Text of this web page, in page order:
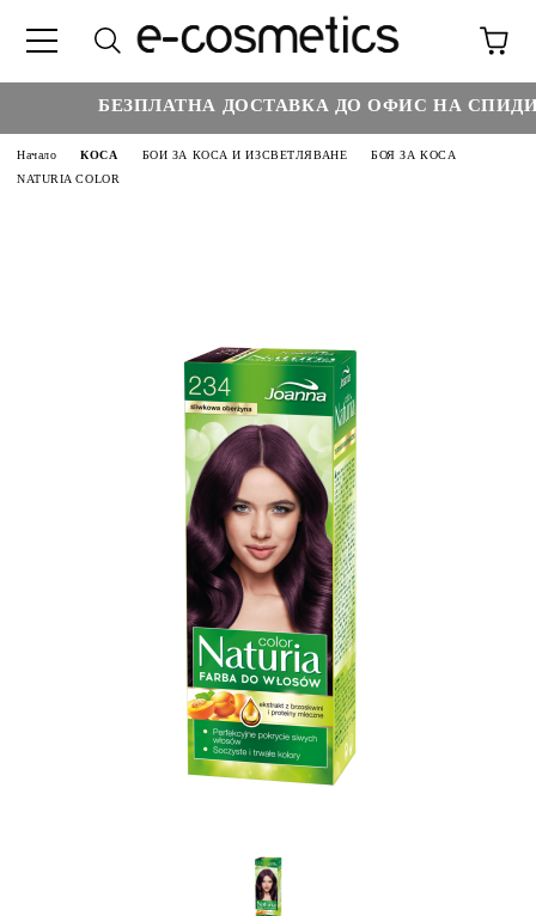
БЕЗПЛАТНА ДОСТАВКА ДО ОФИС НА СПИДИ
Начало КОСА БОИ ЗА КОСА И ИЗСВЕТЛЯВАНЕ
БОЯ ЗА КОСА
NATURIA COLOR